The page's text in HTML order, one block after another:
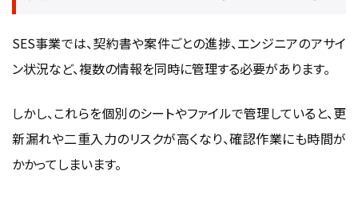
SES事業では、契約書や案件ごとの進捗、エンジニアのアサイ
ン状況など、複数の情報を同時に管理する必要があります。
しかし、これらを個別のシートやファイルで管理していると、更
新漏れや二重入力のリスクが高くなり、確認作業にも時間が
かかってしまいます。